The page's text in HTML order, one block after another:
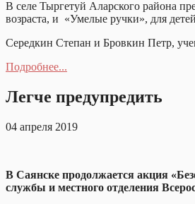
В селе Тыргетуй Аларского района
возраста, и «Умелые ручки», для
Середкин Степан и Бровкин Петр,
Подробнее...
Легче предупредить
04 апреля 2019
В Саянске продолжается акция
службы и местного отделения